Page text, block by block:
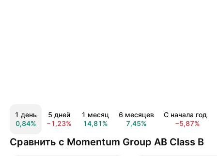
1 день
0,84%
5 дней
−1,23%
1 месяц
14,81%
6 месяцев
7,45%
С начала года
−5,87%
Сравнить с Momentum Group AB Class B